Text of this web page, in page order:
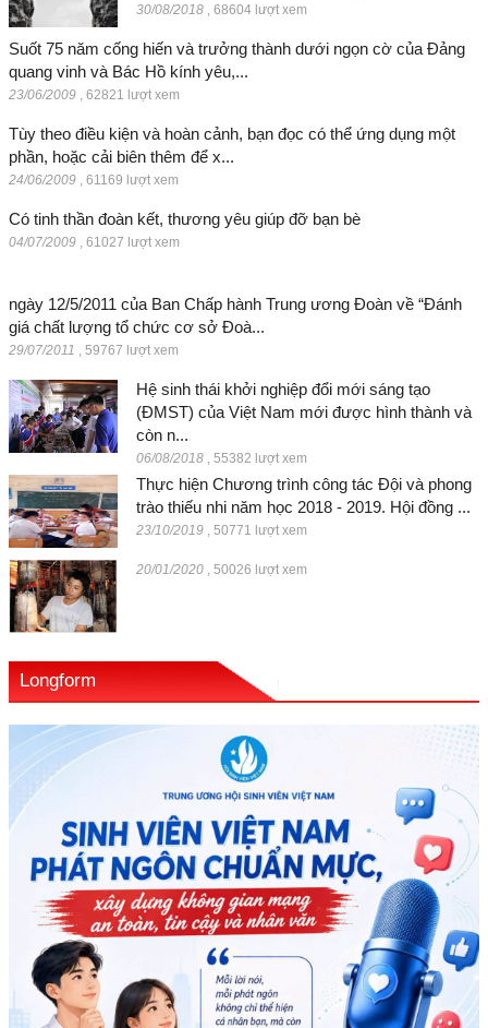
30/08/2018 , 68604 lượt xem
Suốt 75 năm cống hiến và trưởng thành dưới ngọn cờ của Đảng
quang vinh và Bác Hồ kính yêu,...
23/06/2009 , 62821 lượt xem
Tùy theo điều kiện và hoàn cảnh, bạn đọc có thể ứng dụng một
phần, hoặc cải biên thêm để x...
24/06/2009 , 61169 lượt xem
Có tinh thần đoàn kết, thương yêu giúp đỡ bạn bè
04/07/2009 , 61027 lượt xem
ngày 12/5/2011 của Ban Chấp hành Trung ương Đoàn về “Đánh
giá chất lượng tổ chức cơ sở Đoà...
29/07/2011 , 59767 lượt xem
Hệ sinh thái khởi nghiệp đổi mới sáng tạo
(ĐMST) của Việt Nam mới được hình thành và
còn n...
06/08/2018 , 55382 lượt xem
Thực hiện Chương trình công tác Đội và phong
trào thiếu nhi năm học 2018 - 2019. Hội đồng ...
23/10/2019 , 50771 lượt xem
20/01/2020 , 50026 lượt xem
Longform